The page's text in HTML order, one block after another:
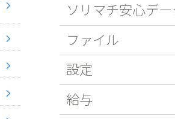
ソリマチ安心デ
ファイル
設定
給与